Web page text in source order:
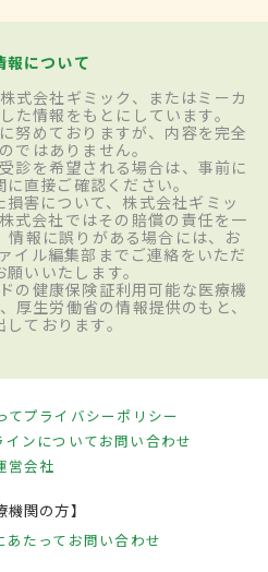
報について
式会社ギミック、またはミーカ
た情報をもとにしています。
努めておりますが、内容を完全
ではありません。
診を希望される場合は、事前に
直接ご確認ください。
害について、株式会社ギミッ
式会社ではその賠償の責任を一
情報に誤りがある場合には、お
イル編集部までご連絡をいただ
いいたします。
の健康保険証利用可能な医療機
厚生労働省の情報提供のもと、
ております。
てプライバシーポリシー
ンについてお問い合わせ
営会社
機関の方】
あたって お問い合わせ